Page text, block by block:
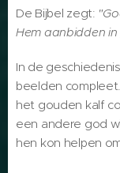
De Bijbel zegt:
Hem aanbidden
In de
beelden
het gouden kalf
een andere god
hen kon helpen